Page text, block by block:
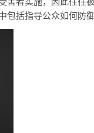
括指导公众如何防